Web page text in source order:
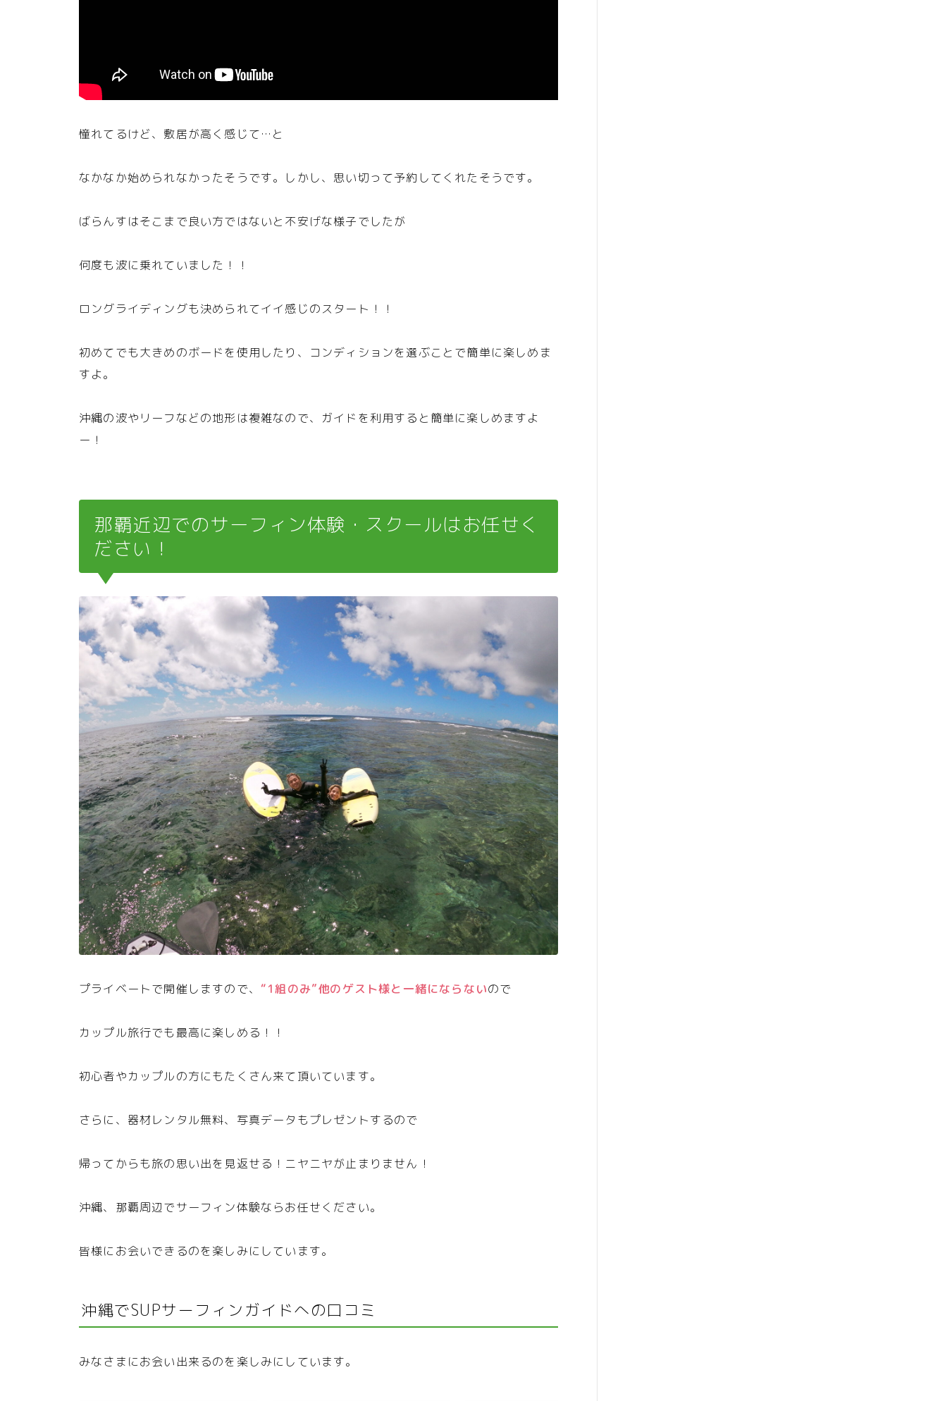
憧れてるけど、敷居が高く感じて…と
なかなか始められなかったそうです。しかし、思い切って予約してくれたそうです。
ばらんすはそこまで良い方ではないと不安げな様子でしたが
何度も波に乗れていました！！
ロングライディングも決められてイイ感じのスタート！！
初めてでも大きめのボードを使用したり、コンディションを選ぶことで簡単に楽しめま
すよ。
沖縄の波やリーフなどの地形は複雑なので、ガイドを利用すると簡単に楽しめますよ
ー！
那覇近辺でのサーフィン体験・スクールはお任せく
ださい！
プライベートで開催しますので、 “1組のみ”他のゲスト様と一緒にならないので
カップル旅行でも最高に楽しめる！！
初心者やカップルの方にもたくさん来て頂いています。
さらに、器材レンタル無料、写真データもプレゼントするので
帰ってからも旅の思い出を見返せる！ニヤニヤが止まりません！
沖縄、那覇周辺でサーフィン体験ならお任せください。
皆様にお会いできるのを楽しみにしています。
沖縄でSUPサーフィンガイドへの口コミ
みなさまにお会い出来るのを楽しみにしています。